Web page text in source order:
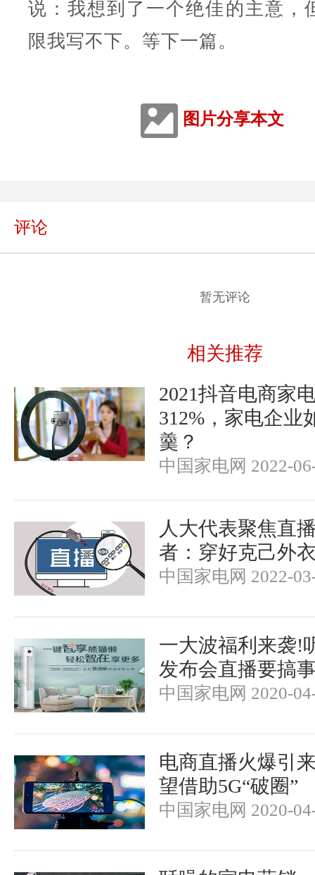
说：我想到了一个绝佳的主意，
限我写不下。等下一篇。
图片分享本文
评论
暂无评论
相关推荐
2021抖音电商家
312%，家电企业
羹？
中国家电网 2022-
人大代表聚焦直
者：穿好克己外
中国家电网 2022-
一大波福利来袭!
发布会直播要搞
中国家电网 2020-
电商直播火爆引
望借助5G“破圈”
中国家电网 2020-